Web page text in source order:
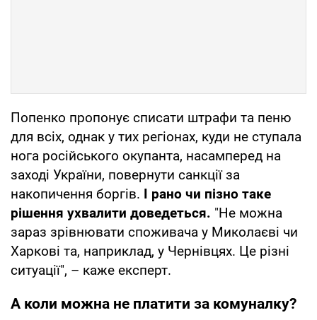
Попенко пропонує списати штрафи та пеню
для всіх, однак у тих регіонах, куди не ступала
нога російського окупанта, насамперед на
заході України, повернути санкції за
накопичення боргів. І рано чи пізно таке
рішення ухвалити доведеться. "Не можна
зараз зрівнювати споживача у Миколаєві чи
Харкові та, наприклад, у Чернівцях. Це різні
ситуації", – каже експерт.
А коли можна не платити за комуналку?